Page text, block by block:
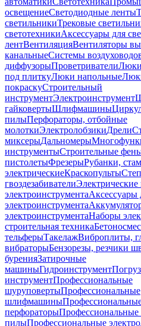
освещениеСветодиодные ленты
светильникиТрековые
светотехникиАксессуары для
лентВентиляцияВентиляторы
канальныеСистемы
диффузорыПроветривателиЛюки
под плиткуЛюки напольные
покраскуСтроительный
инструментЭлектроинструмент
гайковертыШлифмашины
пилыПерфораторы, отбойные
молоткиЭлектролобзикиДрели
миксерыДальномеры
инструментыСтроительные
пистолетыФрезерыРубанки,
электрическиеКраскопульты
гвоздезабиватели
электроинструментаАксессуары
электроинструмента
электроинструментаНаборы
строительная техника
тельферыТакелажВиброплиты,
вибраторыБензорезы, резчики
буренияЗатирочные
машиныГидроинструмент
инструментПрофессиональные
шуруповертыПрофессиональные
шлифмашины
перфораторы
пилыПрофессиональные